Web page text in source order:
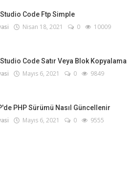
Code Ftp Simple
Nisan 18, 2021 0 10009
Code Satır Veya Blok Kopyalama
Mayıs 6, 2021 0 9849
PHP Sürümü Nasıl Güncellenir
Mayıs 6, 2021 0 9555